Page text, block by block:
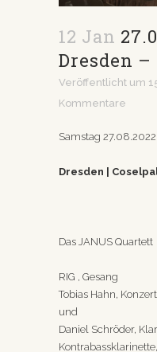
12 Jan
Dresden –
Veröffentlicht um
Kommentare
Samstag
Dresden |
Das JANUS Quartett
RIG , Gesang
Tobias Hahn,
und
Daniel Schröder,